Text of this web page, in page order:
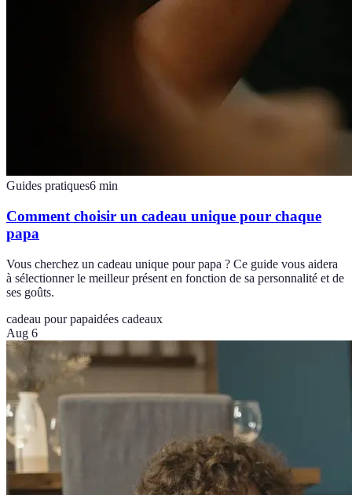
Guides pratiques6 min
Comment choisir un cadeau unique pour chaque
papa
Vous cherchez un cadeau unique pour papa ? Ce guide vous aidera
à sélectionner le meilleur présent en fonction de sa personnalité et de
ses goûts.
cadeau pour papaidées cadeaux
Aug 6